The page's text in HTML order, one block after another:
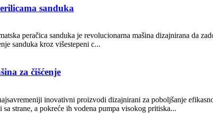
sanduka
peračica sanduka je revolucionarna mašina dizajnirana da
sanduka kroz višestepeni c...
za čišćenje
inovativni proizvodi dizajnirani za poboljšanje
strane, a pokreće ih vodena pumpa visokog pritiska...